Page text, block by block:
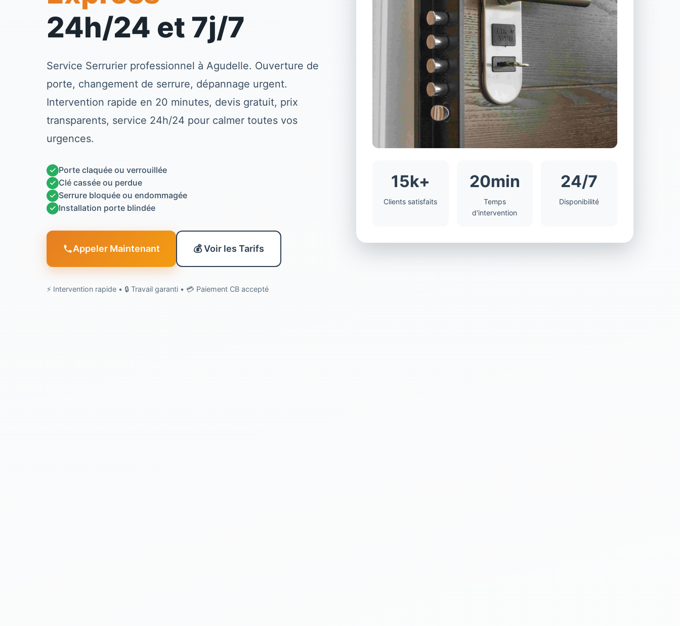
24h/24 et 7j/7
Service Serrurier professionnel à Agudelle. Ouverture de
porte, changement de serrure, dépannage urgent.
Intervention rapide en 20 minutes, devis gratuit, prix
transparents, service 24h/24 pour calmer toutes vos
urgences.
✓ Porte claquée ou verrouillée
✓ Clé cassée ou perdue
✓ Serrure bloquée ou endommagée
✓ Installation porte blindée
Appeler Maintenant 💰 Voir les Tarifs
⚡ Intervention rapide • 🔒 Travail garanti • 💳 Paiement CB accepté
15k+
Clients satisfaits
20min
Temps
d'intervention
24/7
Disponibilité